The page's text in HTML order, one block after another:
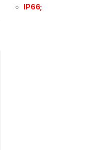
IP66;